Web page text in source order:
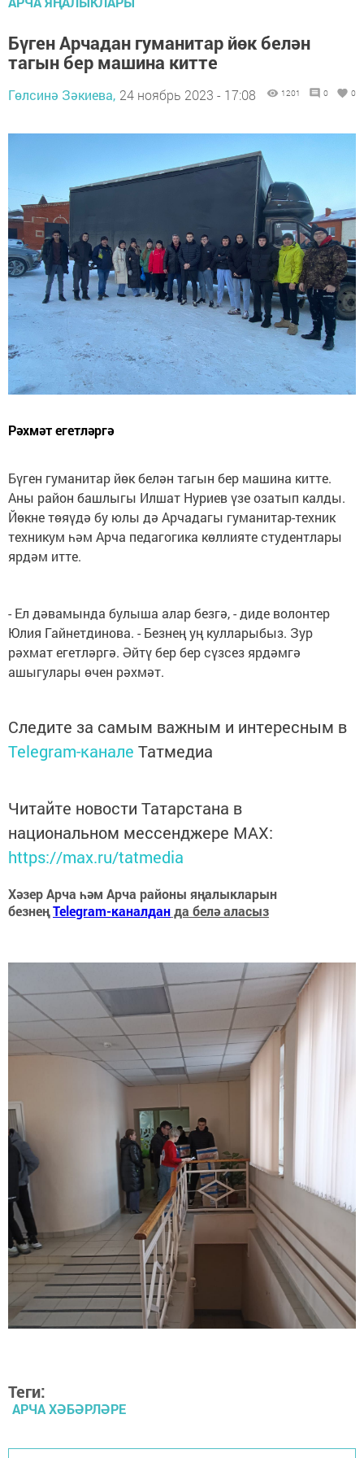
Бүген Арчадан гуманитар йөк белән
тагын бер машина китте
Гөлсинә Зәкиева, 24 ноябрь 2023 - 17:08 1201 0 0
Рәхмәт егетләргә
Бүген гуманитар йөк белән тагын бер машина китте.
Аны район башлыгы Илшат Нуриев үзе озатып калды.
Йөкне төяүдә бу юлы дә Арчадагы гуманитар-техник
техникум һәм Арча педагогика көллияте студентлары
ярдәм итте.
- Ел дәвамында булыша алар безгә, - диде волонтер
Юлия Гайнетдинова. - Безнең уң кулларыбыз. Зур
рәхмат егетләргә. Әйтү бер бер сүзсез ярдәмгә
ашыгулары өчен рәхмәт.
Следите за самым важным и интересным в
Telegram-канале Татмедиа
Читайте новости Татарстана в
национальном мессенджере MАХ:
https://max.ru/tatmedia
Хәзер Арча һәм Арча районы яңалыкларын
безнеңTelegram-каналданда белә аласыз
Теги:
АРЧА ХӘБӘРЛӘРЕ